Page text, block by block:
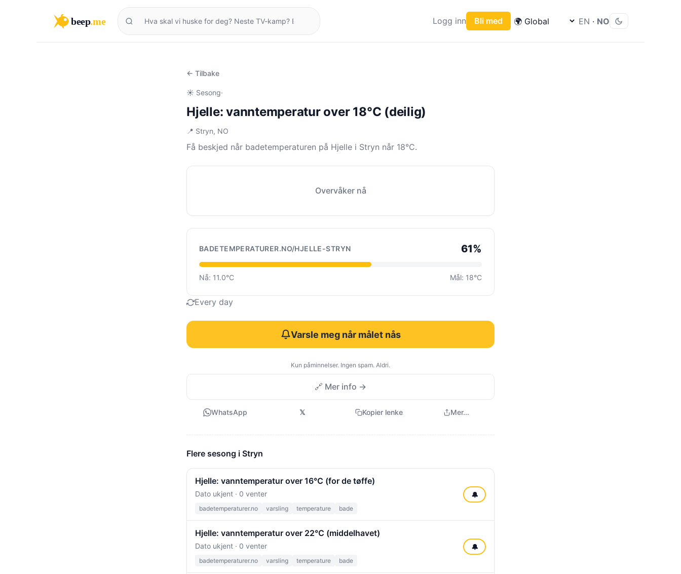
beep.me Logg inn Bli med EN · NO
← Tilbake
☀️ Sesong·
Hjelle: vanntemperatur over 18°C (deilig)
📍 Stryn, NO
Få beskjed når badetemperaturen på Hjelle i Stryn når 18°C.
Overvåker nå
BADETEMPERATURER.NO/HJELLE-STRYN 61%
Nå: 11.0°C Mål: 18°C
Every day
Varsle meg når målet nås
Kun påminnelser. Ingen spam. Aldri.
🔗 Mer info →
WhatsApp 𝕏 Kopier lenke Mer...
Flere sesong i Stryn
Hjelle: vanntemperatur over 16°C (for de tøffe)
Dato ukjent · 0 venter
badetemperaturer.no varsling temperature bade
🔔
Hjelle: vanntemperatur over 22°C (middelhavet)
Dato ukjent · 0 venter
badetemperaturer.no varsling temperature bade
🔔